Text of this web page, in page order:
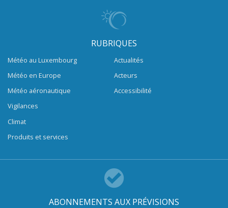
RUBRIQUES
Météo au Luxembourg
Météo en Europe
Météo aéronautique
Vigilances
Climat
Produits et services
Actualités
Acteurs
Accessibilité
ABONNEMENTS AUX PRÉVISIONS